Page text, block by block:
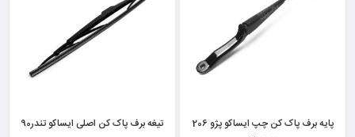
پایه برف پاک کن چپ ایساکو پژو 206
تیغه برف پاک کن اصلی ایساکو تندر90